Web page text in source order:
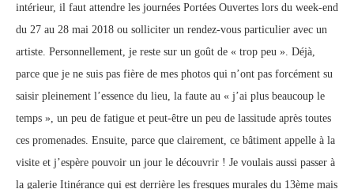
intérieur, il faut attendre les journées Portées Ouvertes lors du week-end
du 27 au 28 mai 2018 ou solliciter un rendez-vous particulier avec un
artiste. Personnellement, je reste sur un goût de « trop peu ». Déjà,
parce que je ne suis pas fière de mes photos qui n’ont pas forcément su
saisir pleinement l’essence du lieu, la faute au « j’ai plus beaucoup le
temps », un peu de fatigue et peut-être un peu de lassitude après toutes
ces promenades. Ensuite, parce que clairement, ce bâtiment appelle à la
visite et j’espère pouvoir un jour le découvrir ! Je voulais aussi passer à
la galerie Itinérance qui est derrière les fresques murales du 13ème mais